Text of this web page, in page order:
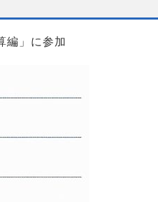
」に参加